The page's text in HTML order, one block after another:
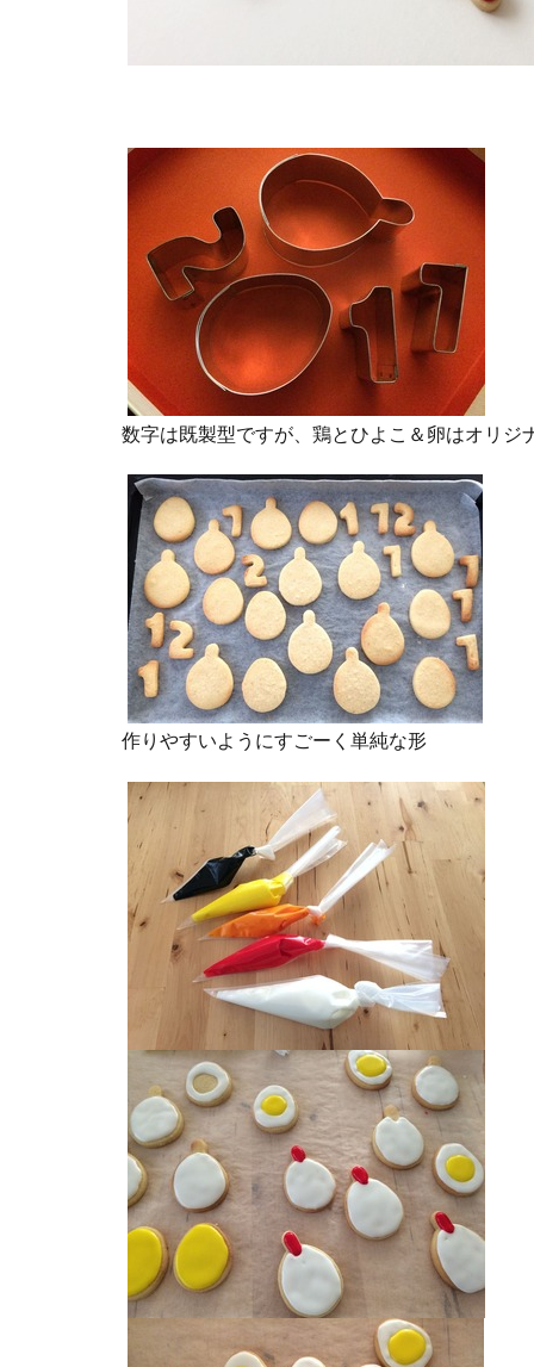
数字は既製型ですが、鶏とひよこ＆卵はオリジ
作りやすいようにすごーく単純な形